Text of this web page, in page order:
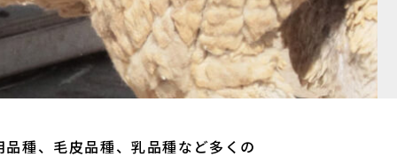
種、毛皮品種、乳品種など多くの